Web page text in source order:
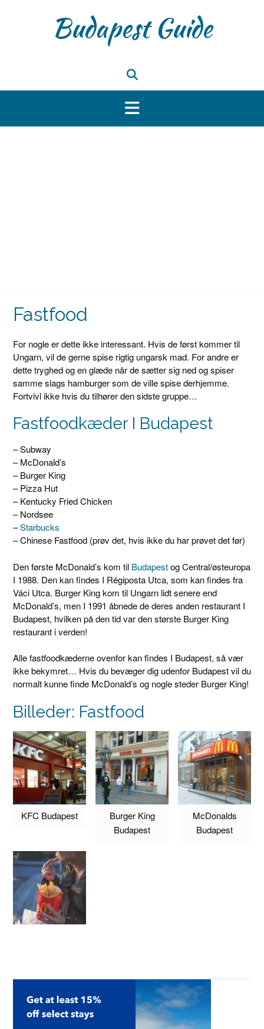
Budapest Guide
Fastfood
For nogle er dette ikke interessant. Hvis de først kommer til
Ungarn, vil de gerne spise rigtig ungarsk mad. For andre er
dette tryghed og en glæde når de sætter sig ned og spiser
samme slags hamburger som de ville spise derhjemme.
Fortvivl ikke hvis du tilhører den sidste gruppe…
Fastfoodkæder I Budapest
– Subway
– McDonald’s
– Burger King
– Pizza Hut
– Kentucky Fried Chicken
– Nordsee
–Starbucks
– Chinese Fastfood (prøv det, hvis ikke du har prøvet det før)
Den første McDonald’s kom til Budapestog Central/østeuropa
I 1988. Den kan findes I Régiposta Utca, som kan findes fra
Váci Utca. Burger King kom til Ungarn lidt senere end
McDonald’s, men I 1991 åbnede de deres anden restaurant I
Budapest, hvilken på den tid var den største Burger King
restaurant i verden!
Alle fastfoodkæderne ovenfor kan findes I Budapest, så vær
ikke bekymret… Hvis du bevæger dig udenfor Budapest vil du
normalt kunne finde McDonald’s og nogle steder Burger King!
Billeder: Fastfood
KFC Budapest
Burger King
Budapest
McDonalds
Budapest